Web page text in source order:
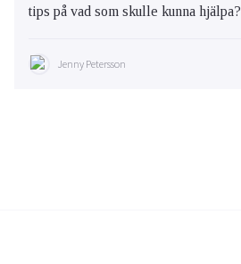
tips på vad som skulle kunna hjälpa?
Jenny Petersson